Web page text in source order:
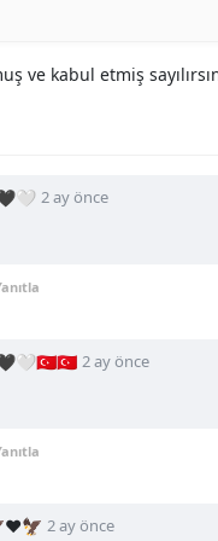
ve kabul etmiş
2 ay önce
2 ay önce
2 ay önce